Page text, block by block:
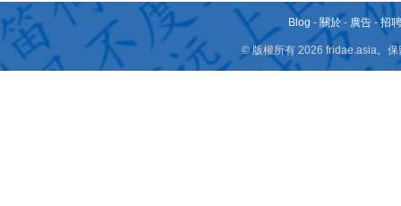
Blog - 關於 - 廣告 -招
© 版權所有 2026 fridae.asia。